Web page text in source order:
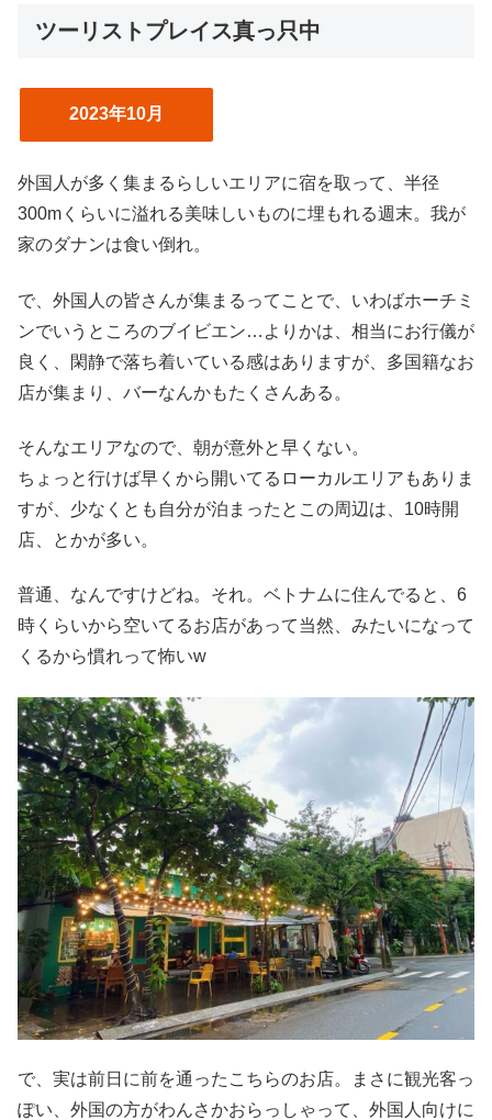
ツーリストプレイス真っ只中
2023年10月
外国人が多く集まるらしいエリアに宿を取って、半径
300mくらいに溢れる美味しいものに埋もれる週末。我が
家のダナンは食い倒れ。
で、外国人の皆さんが集まるってことで、いわばホーチミ
ンでいうところのブイビエン…よりかは、相当にお行儀が
良く、閑静で落ち着いている感はありますが、多国籍なお
店が集まり、バーなんかもたくさんある。
そんなエリアなので、朝が意外と早くない。
ちょっと行けば早くから開いてるローカルエリアもありま
すが、少なくとも自分が泊まったとこの周辺は、10時開
店、とかが多い。
普通、なんですけどね。それ。ベトナムに住んでると、6
時くらいから空いてるお店があって当然、みたいになって
くるから慣れって怖いw
で、実は前日に前を通ったこちらのお店。まさに観光客っ
ぽい、外国の方がわんさかおらっしゃって、外国人向けに